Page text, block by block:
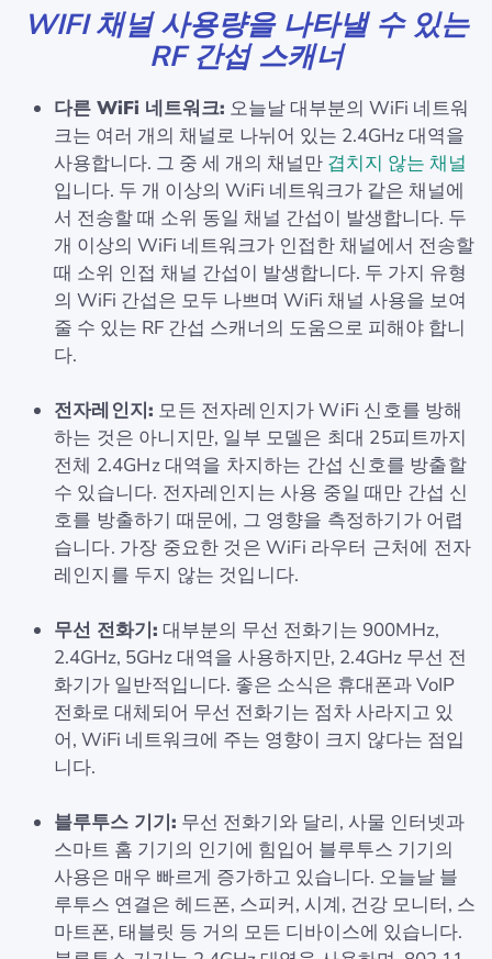
WIFI 채널 사용량을 나타낼 수 있는
RF 간섭 스캐너
다른 WiFi 네트워크: 오늘날 대부분의 WiFi 네트워
크는 여러 개의 채널로 나뉘어 있는 2.4GHz 대역을
사용합니다. 그 중 세 개의 채널만 겹치지 않는 채널
입니다. 두 개 이상의 WiFi 네트워크가 같은 채널에
서 전송할 때 소위 동일 채널 간섭이 발생합니다. 두
개 이상의 WiFi 네트워크가 인접한 채널에서 전송할
때 소위 인접 채널 간섭이 발생합니다. 두 가지 유형
의 WiFi 간섭은 모두 나쁘며 WiFi 채널 사용을 보여
줄 수 있는 RF 간섭 스캐너의 도움으로 피해야 합니
다.
전자레인지: 모든 전자레인지가 WiFi 신호를 방해
하는 것은 아니지만, 일부 모델은 최대 25피트까지
전체 2.4GHz 대역을 차지하는 간섭 신호를 방출할
수 있습니다. 전자레인지는 사용 중일 때만 간섭 신
호를 방출하기 때문에, 그 영향을 측정하기가 어렵
습니다. 가장 중요한 것은 WiFi 라우터 근처에 전자
레인지를 두지 않는 것입니다.
무선 전화기: 대부분의 무선 전화기는 900MHz,
2.4GHz, 5GHz 대역을 사용하지만, 2.4GHz 무선 전
화기가 일반적입니다. 좋은 소식은 휴대폰과 VoIP
전화로 대체되어 무선 전화기는 점차 사라지고 있
어, WiFi 네트워크에 주는 영향이 크지 않다는 점입
니다.
블루투스 기기: 무선 전화기와 달리, 사물 인터넷과
스마트 홈 기기의 인기에 힘입어 블루투스 기기의
사용은 매우 빠르게 증가하고 있습니다. 오늘날 블
루투스 연결은 헤드폰, 스피커, 시계, 건강 모니터, 스
마트폰, 태블릿 등 거의 모든 디바이스에 있습니다.